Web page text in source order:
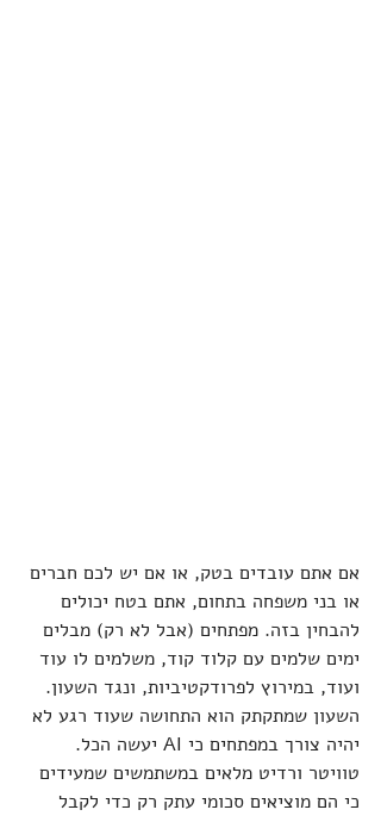
אם אתם עובדים בטק, או אם יש לכם חברים
או בני משפחה בתחום, אתם בטח יכולים
להבחין בזה. מפתחים (אבל לא רק) מבלים
ימים שלמים עם קלוד קוד, משלמים לו עוד
ועוד, במירוץ לפרודקטיביות, ונגד השעון.
השעון שמתקתק הוא התחושה שעוד רגע לא
יהיה צורך במפתחים כי AI יעשה הכל.
טוויטר ורדיט מלאים במשתמשים שמעידים
כי הם מוציאים סכומי עתק רק כדי לקבל